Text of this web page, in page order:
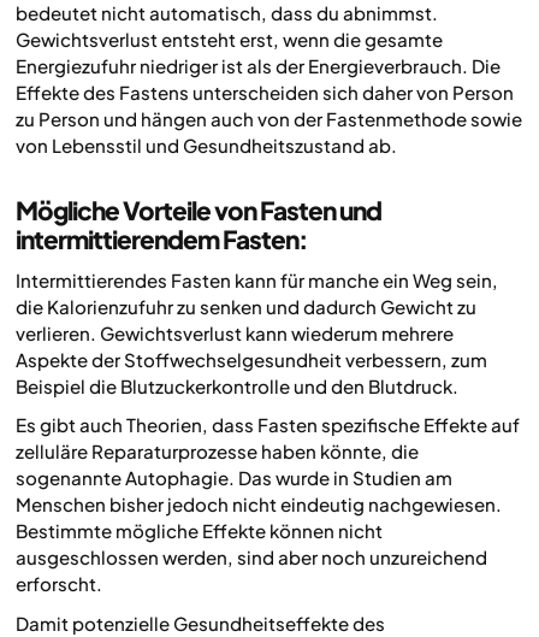
bedeutet nicht automatisch, dass du abnimmst.
Gewichtsverlust entsteht erst, wenn die gesamte
Energiezufuhr niedriger ist als der Energieverbrauch. Die
Effekte des Fastens unterscheiden sich daher von Person
zu Person und hängen auch von der Fastenmethode sowie
von Lebensstil und Gesundheitszustand ab.
Mögliche Vorteile von Fasten und
intermittierendem Fasten:
Intermittierendes Fasten kann für manche ein Weg sein,
die Kalorienzufuhr zu senken und dadurch Gewicht zu
verlieren. Gewichtsverlust kann wiederum mehrere
Aspekte der Stoffwechselgesundheit verbessern, zum
Beispiel die Blutzuckerkontrolle und den Blutdruck.
Es gibt auch Theorien, dass Fasten spezifische Effekte auf
zelluläre Reparaturprozesse haben könnte, die
sogenannte Autophagie. Das wurde in Studien am
Menschen bisher jedoch nicht eindeutig nachgewiesen.
Bestimmte mögliche Effekte können nicht
ausgeschlossen werden, sind aber noch unzureichend
erforscht.
Damit potenzielle Gesundheitseffekte des